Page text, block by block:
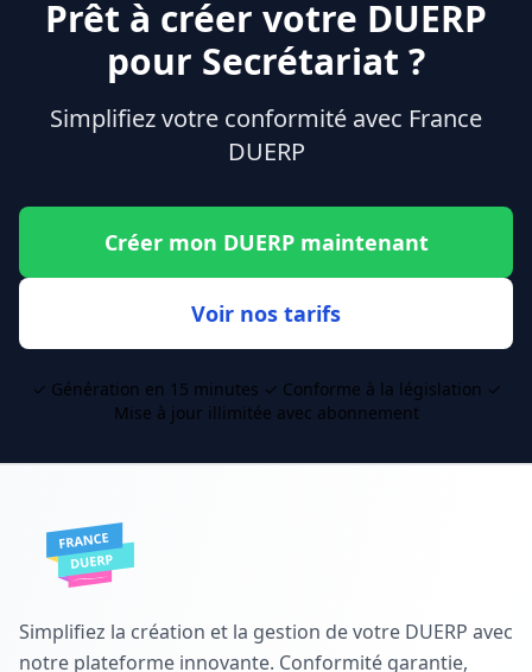
Prêt à créer votre DUERP
pour Secrétariat ?
Simplifiez votre conformité avec France
DUERP
Créer mon DUERP maintenant
Voir nos tarifs
✓ Génération en 15 minutes ✓ Conforme à la législation ✓
Mise à jour illimitée avec abonnement
Simplifiez la création et la gestion de votre DUERP avec
notre plateforme innovante. Conformité garantie,